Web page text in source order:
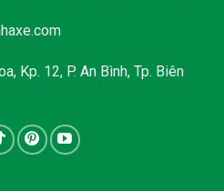
Kp. 12, P. An Bình, Tp. Biên